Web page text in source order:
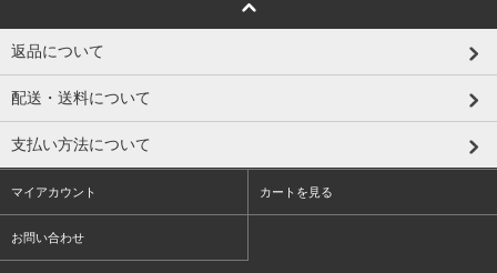
返品について
配送・送料について
支払い方法について
マイアカウント カートを見る
お問い合わせ